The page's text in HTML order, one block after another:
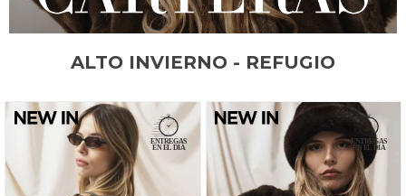
ALTO INVIERNO - REFUGIO